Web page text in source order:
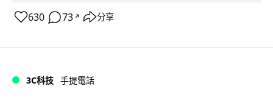
630 73 ↗ 分享
3C科技 手提電話